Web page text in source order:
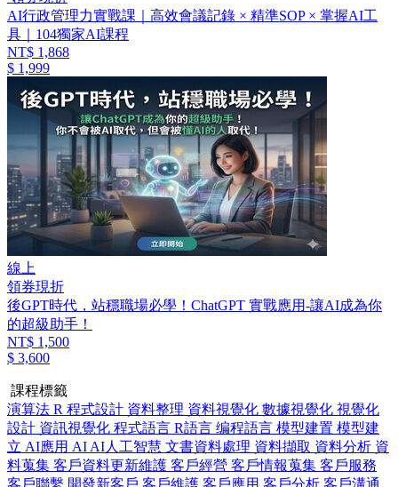
AI行政管理力實戰課｜高效會議記錄 × 精準SOP × 掌握AI工
具｜104獨家AI課程
NT$ 1,868
$ 1,999
線上
領券現折
後GPT時代，站穩職場必學！ChatGPT 實戰應用-讓AI成為你
的超級助手！
NT$ 1,500
$ 3,600
課程標籤
演算法 R 程式設計 資料整理 資料視覺化 數據視覺化 視覺化
設計 資訊視覺化 程式語言 R語言 编程語言 模型建置 模型建
立 AI應用 AI AI人工智慧 文書資料處理 資料擷取 資料分析 資
料蒐集 客戶資料更新維護 客戶經營 客戶情報蒐集 客戶服務
客戶聯繫 開發新客戶 客戶維護 客戶應用 客戶分析 客戶溝通